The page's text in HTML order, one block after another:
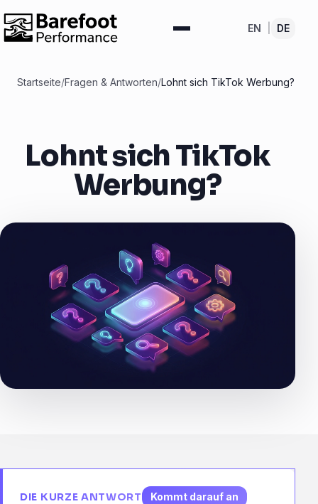
EN DE
Startseite/Fragen & Antworten/Lohnt sich TikTok Werbung?
Lohnt sich TikTok
Werbung?
DIE KURZE ANTWORT Kommt darauf an